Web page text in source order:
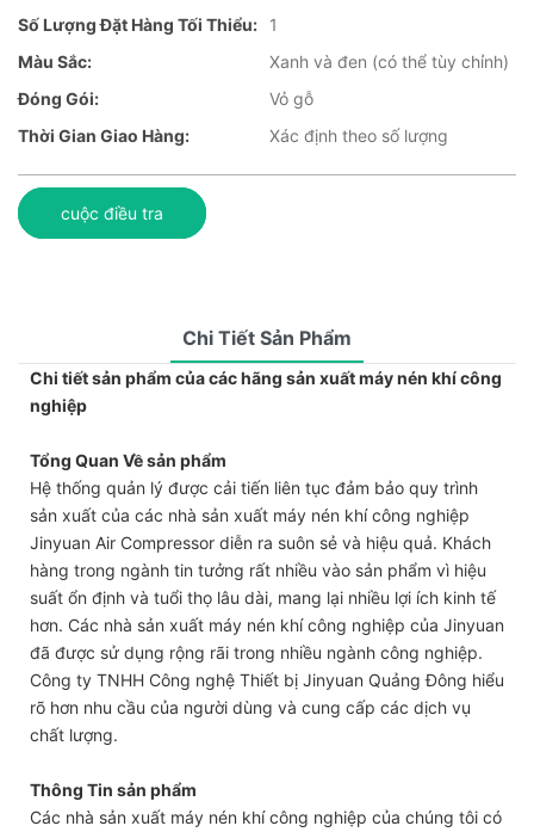
Số Lượng Đặt Hàng Tối Thiểu:
1
Màu Sắc:
Xanh và đen (có thể tùy chỉnh)
Đóng Gói:
Vỏ gỗ
Thời Gian Giao Hàng:
Xác định theo số lượng
cuộc điều tra
Chi Tiết Sản Phẩm
Chi tiết sản phẩm của các hãng sản xuất máy nén khí công
nghiệp
Tổng Quan Về sản phẩm
Hệ thống quản lý được cải tiến liên tục đảm bảo quy trình
sản xuất của các nhà sản xuất máy nén khí công nghiệp
Jinyuan Air Compressor diễn ra suôn sẻ và hiệu quả. Khách
hàng trong ngành tin tưởng rất nhiều vào sản phẩm vì hiệu
suất ổn định và tuổi thọ lâu dài, mang lại nhiều lợi ích kinh tế
hơn. Các nhà sản xuất máy nén khí công nghiệp của Jinyuan
đã được sử dụng rộng rãi trong nhiều ngành công nghiệp.
Công ty TNHH Công nghệ Thiết bị Jinyuan Quảng Đông hiểu
rõ hơn nhu cầu của người dùng và cung cấp các dịch vụ
chất lượng.
Thông Tin sản phẩm
Các nhà sản xuất máy nén khí công nghiệp của chúng tôi có